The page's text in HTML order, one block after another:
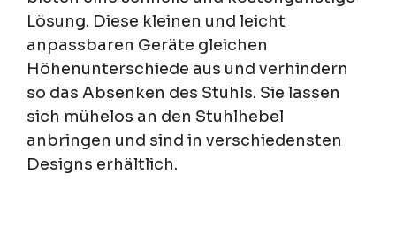
Lösung. Diese kleinen und leicht
anpassbaren Geräte gleichen
Höhenunterschiede aus und verhindern
so das Absenken des Stuhls. Sie lassen
sich mühelos an den Stuhlhebel
anbringen und sind in verschiedensten
Designs erhältlich.